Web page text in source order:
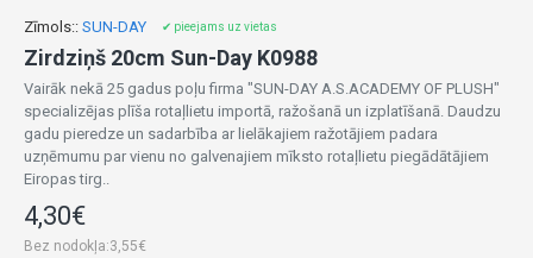
Zīmols:: SUN-DAY ✔ pieejams uz vietas
Zirdziņš 20cm Sun-Day K0988
Vairāk nekā 25 gadus poļu firma "SUN-DAY A.S.ACADEMY OF PLUSH"
specializējas plīša rotaļlietu importā, ražošanā un izplatīšanā. Daudzu
gadu pieredze un sadarbība ar lielākajiem ražotājiem padara
uzņēmumu par vienu no galvenajiem mīksto rotaļlietu piegādātājiem
Eiropas tirg..
4,30€
Bez nodokļa:3,55€